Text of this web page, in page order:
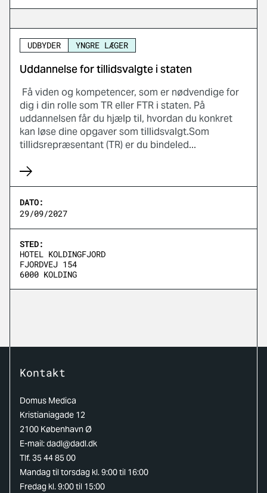
UDBYDER YNGRE LÆGER
Uddannelse for tillidsvalgte i staten
Få viden og kompetencer, som er nødvendige for
dig i din rolle som TR eller FTR i staten. På
uddannelsen får du hjælp til, hvordan du konkret
kan løse dine opgaver som tillidsvalgt.Som
tillidsrepræsentant (TR) er du bindeled...
DATO:
29/09/2027
STED:
HOTEL KOLDINGFJORD
FJORDVEJ 154
6000 KOLDING
Kontakt
Domus Medica
Kristianiagade 12
2100 København Ø
E-mail:dadl@dadl.dk
Tlf. 35 44 85 00
Mandag til torsdag kl. 9:00 til 16:00
Fredag kl. 9:00 til 15:00